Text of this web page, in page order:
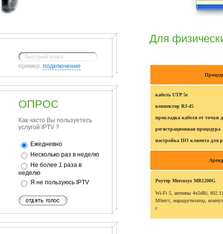
пример: подключение
ОПРОС
Как часто Вы пользуетесь
услугой IPTV ?
Ежедневно
Несколько раз в неделю
Не более 1 раза в
неделю
Я не пользуюсь IPTV
Для
кабель UTP 5e
коннектор RJ-45
прокладка кабеля от точки
регистрационная процедура
настройка ПО клиента для
Роутер Mercusys MR1200G
Wi-Fi 5, антенны 4x5dBi,
Мбит/с, маршрутизатор,
с